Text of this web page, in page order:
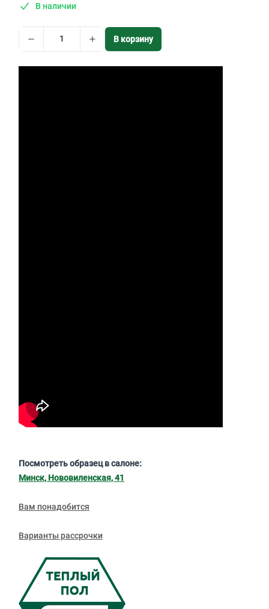
В наличии
В корзину
Посмотреть образец в салоне:
Минск, Нововиленская, 41
Вам понадобится
Варианты рассрочки